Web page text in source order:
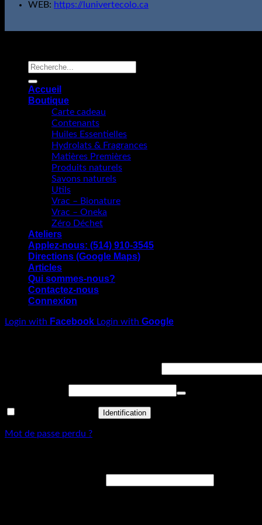
WEB: https://lunivertecolo.ca
Recherche
Accueil
Boutique
Carte cadeau
Contenants
Huiles Essentielles
Hydrolats & Fragrances
Matières Premières
Produits naturels
Savons naturels
Utils
Vrac – Bionature
Vrac – Oneka
Zéro Déchet
Ateliers
Applez-nous: (514) 910-3545
Directions (Google Maps)
Articles
Qui sommes-nous?
Contactez-nous
Connexion
Login with Facebook Login with Google
Identification
Mot de passe perdu ?